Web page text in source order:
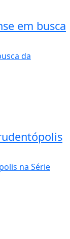
em busca